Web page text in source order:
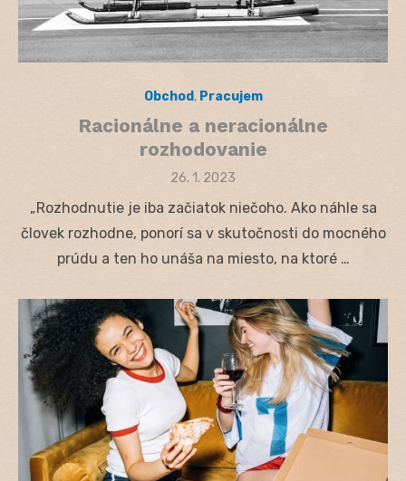
Obchod, Pracujem
Racionálne a neracionálne
rozhodovanie
Posted
26. 1. 2023
„Rozhodnutie je iba začiatok niečoho. Ako náhle sa
človek rozhodne, ponorí sa v skutočnosti do mocného
prúdu a ten ho unáša na miesto, na ktoré …